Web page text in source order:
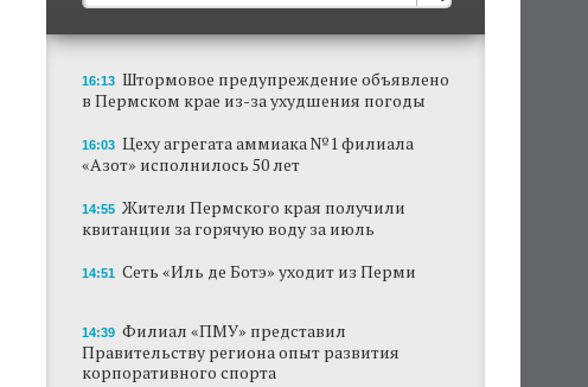
В Пермском крае установят новые станции
обнаружения беспилотников
Они используются для обнаружения и
отслеживания БПЛА в воздухе.
Сеть «Иль де Ботэ» уходит из Перми
Власти Перми намерены развернуть борьбу
Продажи туров из Перми в Абхазию упали
на 30%
16:13 Штормовое предупреждение объявлено
в Пермском крае из-за ухудшения погоды
16:03 Цеху агрегата аммиака №1 филиала
«Азот» исполнилось 50 лет
14:55 Жители Пермского края получили
квитанции за горячую воду за июль
14:51 Сеть «Иль де Ботэ» уходит из Перми
14:39 Филиал «ПМУ» представил
Правительству региона опыт развития
корпоративного спорта